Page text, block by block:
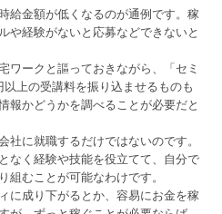
給金額が低くなるのが通例です。稼
や経験がないと応募などできないと
ワークと謳っておきながら、「セミ
上の受講料を振り込ませるものも
報かどうかを調べることが必要だと
に就職するだけではないのです。
なく経験や技能を役立てて、自分で
むことが可能なわけです。
に成り下がるとか、容易にお金を稼